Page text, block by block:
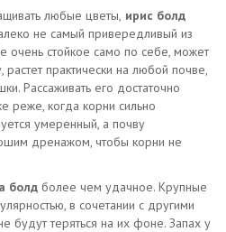
любые цветы, ирис болд
не самый привередливый из
очень стойкое само по себе, может
практически на любой почве,
Рассаживать его достаточно
реже, когда корни сильно
умеренный, а почву
дренажом, чтобы корни не
болд более чем удачное. Крупные
в сочетании с другими
будут теряться на их фоне. Запах у